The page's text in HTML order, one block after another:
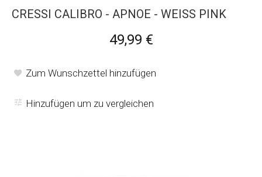
CRESSI CALIBRO - APNOE - WEISS PINK
49,99 €
Zum Wunschzettel hinzufügen
Hinzufügen um zu vergleichen